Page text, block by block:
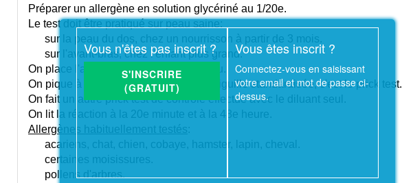
Vous n'êtes pas inscrit ?
S'INSCRIRE
(GRATUIT)
Vous êtes inscrit ?
Connectez-vous en saisissant
votre email et mot de passe ci-
dessus.
Préparer un allergène en solution glycériné au 1/20e.
Le test doit être pratiqué sur peau saine:
sur la peau du dos, chez un nourrisson à partir de 3 mois.
sur l'avant-bras, chez l'enfant plus grand.
On place l'allergène suspect sur la peau.
On pique à travers la goutte avec une aiguille standardisée, c'est le prick test.
On fait un autre prick test de contrôle effectué avec le diluant seul.
On lit la réaction à la 20e minute et à la 48e heure.
Allergènes habituellement testés:
acariens, chat, chien, cobaye, hamster, lapin, cheval.
certaines moisissures.
pollens d'arbres.